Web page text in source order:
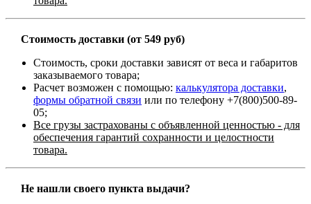
Стоимость доставки (от 549 руб)
Стоимость, сроки доставки зависят от веса и габаритов
заказываемого товара;
Расчет возможен с помощью: калькулятора доставки,
формы обратной связи или по телефону +7(800)500-89-
05;
Все грузы застрахованы с объявленной ценностью - для
обеспечения гарантий сохранности и целостности
товара.
Не нашли своего пункта выдачи?